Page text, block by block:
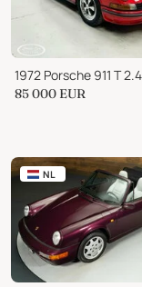
85 000 EUR
NL